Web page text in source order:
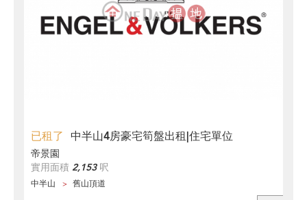
已租了 中半山4房豪宅筍盤出租|住宅單位
帝景園
實用面積 2,153呎
中半山 舊山頂道